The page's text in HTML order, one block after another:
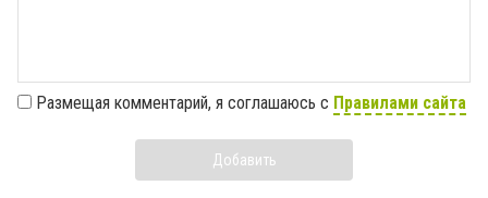
Размещая комментарий, я соглашаюсь с Правилами сайта
Добавить